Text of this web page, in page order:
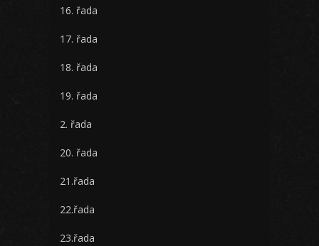
16. řada
17. řada
18. řada
19. řada
2. řada
20. řada
21.řada
22.řada
23.řada